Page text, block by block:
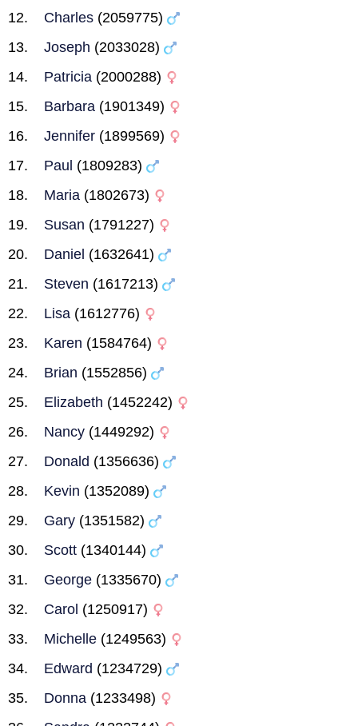
Charles (2059775)
Joseph (2033028)
Patricia (2000288)
Barbara (1901349)
Jennifer (1899569)
Paul (1809283)
Maria (1802673)
Susan (1791227)
Daniel (1632641)
Steven (1617213)
Lisa (1612776)
Karen (1584764)
Brian (1552856)
Elizabeth (1452242)
Nancy (1449292)
Donald (1356636)
Kevin (1352089)
Gary (1351582)
Scott (1340144)
George (1335670)
Carol (1250917)
Michelle (1249563)
Edward (1234729)
Donna (1233498)